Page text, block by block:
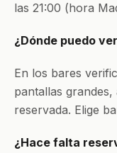
las 21:00 (hora
¿Dónde puedo
En los bares
pantallas
reservada. Elige
¿Hace falta